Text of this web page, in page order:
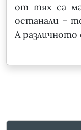
от тях са
останали –
А